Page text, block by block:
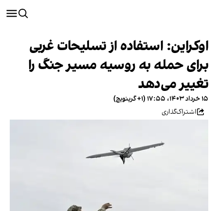
اوکراین: استفاده از تسلیحات غربی
برای حمله به روسیه مسیر جنگ را
تغییر می‌دهد
۱۵ خرداد ۱۴۰۳، ۱۷:۵۵ (‎+۱ گرینویچ)
اشتراک‌گذاری